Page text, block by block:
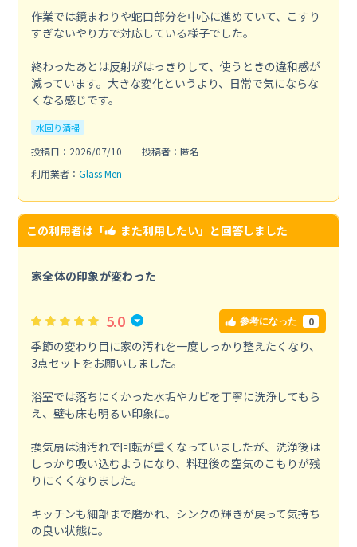
作業では鏡まわりや蛇口部分を中心に進めていて、こすり
すぎないやり方で対応している様子でした。
終わったあとは反射がはっきりして、使うときの違和感が
減っています。大きな変化というより、日常で気にならな
くなる感じです。
水回り清掃
投稿日：2026/07/10
投稿者：匿名
利用業者： Glass Men
この利用者は「 また利用したい」と回答しました
家全体の印象が変わった
5.0 参考になった 0
季節の変わり目に家の汚れを一度しっかり整えたくなり、
3点セットをお願いしました。
浴室では落ちにくかった水垢やカビを丁寧に洗浄してもら
え、壁も床も明るい印象に。
換気扇は油汚れで回転が重くなっていましたが、洗浄後は
しっかり吸い込むようになり、料理後の空気のこもりが残
りにくくなりました。
キッチンも細部まで磨かれ、シンクの輝きが戻って気持ち
の良い状態に。